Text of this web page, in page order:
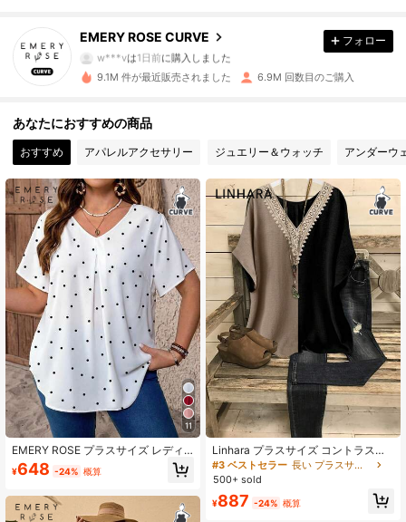
EMERY ROSE CURVE
4.86
1M フォロワー
w***vは1日前に購入しました
4.86 1M フォロワー
4.86 1M フォロワー
4.86 1M フォロワー
4.86 1M フォロワー
4.86 1M フォロワー
4.86 1M フォロワー
4.86
フォロー
9.1M 件が最近販売されました 6.9M 回数目のご購入
あなたにおすすめの商品
おすすめ アパレルアクセサリー ジュエリー＆ウォッチ アンダーウ
11
EMERY ROSE プラスサイズ レディ
ース Vネック 半袖 カジュアル ポルカ
ドット ブラウス
¥648 -24% 概算
Linhara プラスサイズ コントラスト
カラー ラッフル ドルマンスリーブ V
ネック カジュアル リネンシャツ
#3 ベストセラー
長い プラスサイズのブラウス
500+ sold
¥887 -24% 概算